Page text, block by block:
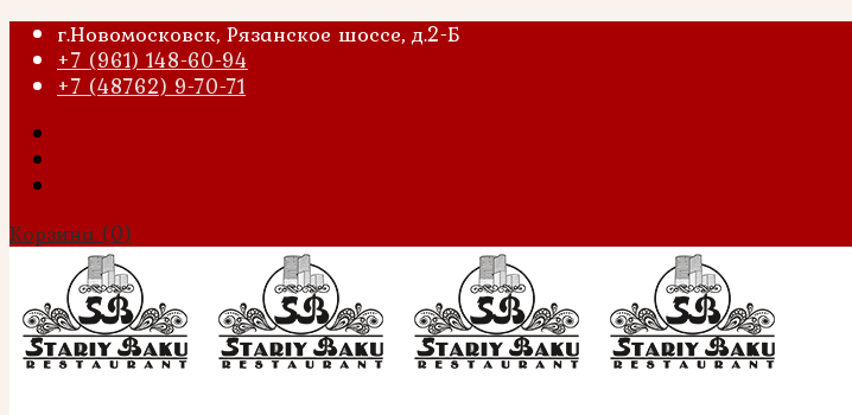
г.Новомосковск, Рязанское шоссе, д.2-Б
+7 (961) 148-60-94
+7 (48762) 9-70-71
Корзина (0)